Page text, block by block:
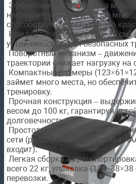
Эффективная проработка мышц
нагружает прямые и косые
способствуя формированию
Комфортное сиденье (40×35 см)
устойчивостью для безопасных
Поворотный механизм –
траектории снижает нагрузку на
Компактные размеры
займет много места, но
тренировку.
Прочная конструкция –
весом до 100 кг, гарантируя
долговечность.
Простота использования – не
сети (работает от 1 батарейки
входит).
Легкая сборка и
всего 22 кг, упаковка
перевозки.